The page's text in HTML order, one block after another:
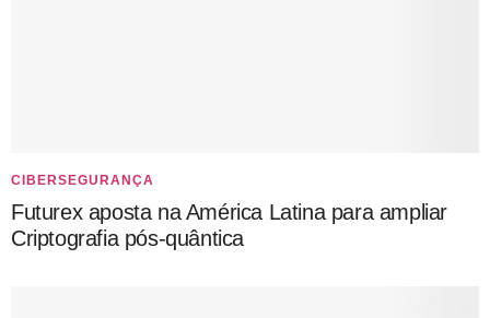
CIBERSEGURANÇA
Futurex aposta na América Latina para ampliar
Criptografia pós-quântica